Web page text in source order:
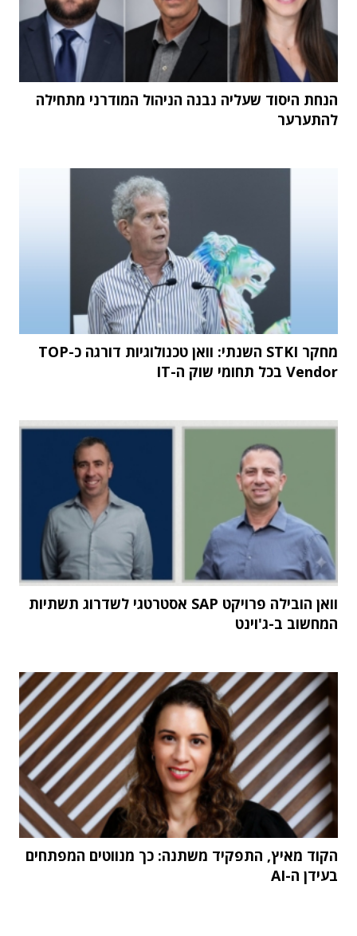
הנחת היסוד שעליה נבנה הניהול המודרני מתחילה
להתערער
מחקר STKI השנתי: וואן טכנולוגיות דורגה כ-TOP
Vendor בכל תחומי שוק ה-IT
וואן הובילה פרויקט SAP אסטרטגי לשדרוג תשתיות
המחשוב ב-ג'וינט
הקוד מאיץ, התפקיד משתנה: כך מנווטים המפתחים
בעידן ה-AI